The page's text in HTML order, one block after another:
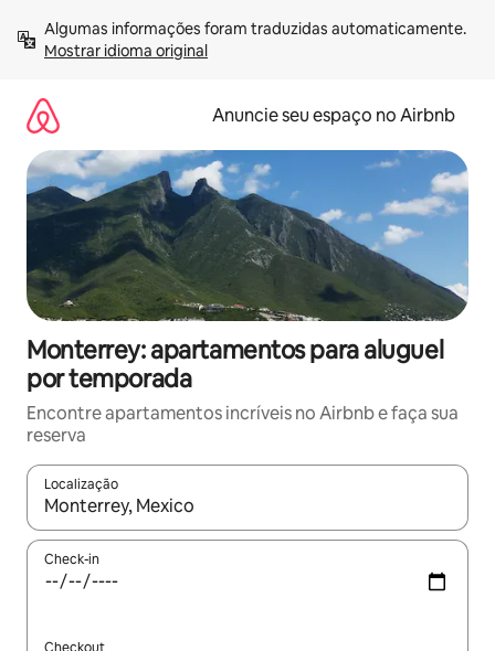
para
Mostrar idioma original
Anuncie seu espaço no Airbnb
Monterrey: apartamentos para aluguel
por temporada
Encontre apartamentos incríveis no Airbnb e faça sua
reserva
Localização
Quando os resultados estiverem disponíveis, explore-os
Check-in